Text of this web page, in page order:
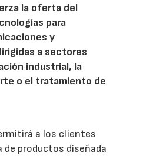
la oferta del
para
y
a sectores
industrial, la
o el tratamiento de
a los clientes
de productos diseñada